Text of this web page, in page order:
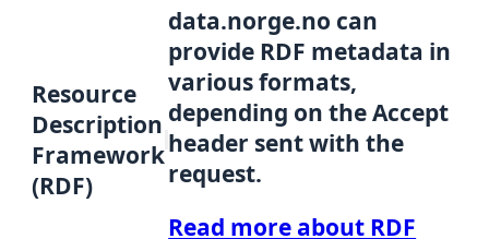
Resource
Description
Framework
(RDF)
data.norge.no can
provide RDF metadata in
various formats,
depending on the Accept
header sent with the
request.
Read more about RDF